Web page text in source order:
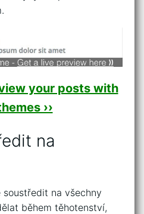
your posts with
››
na
na všechny
během těhotenství,